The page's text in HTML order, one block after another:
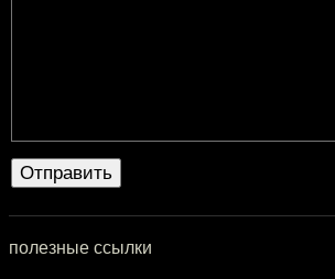
полезные ссылки